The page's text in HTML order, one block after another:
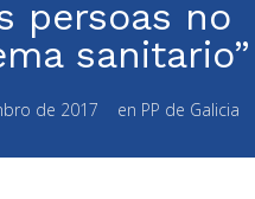
persoas no
sanitario”
de 2017 en PP de Galicia